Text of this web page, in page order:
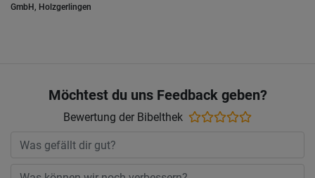
GmbH, Holzgerlingen
Möchtest du uns Feedback geben?
Bewertung der Bibelthek